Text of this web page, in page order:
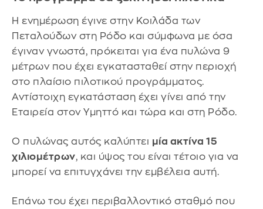
Η ενημέρωση έγινε στην Κοιλάδα των
Πεταλούδων στη Ρόδο και σύμφωνα με όσα
έγιναν γνωστά, πρόκειται για ένα πυλώνα 9
μέτρων που έχει εγκατασταθεί στην περιοχή
στο πλαίσιο πιλοτικού προγράμματος.
Αντίστοιχη εγκατάσταση έχει γίνει από την
Εταιρεία στον Υμηττό και τώρα και στη Ρόδο.
Ο πυλώνας αυτός καλύπτει μία ακτίνα 15
χιλιομέτρων, και ύψος του είναι τέτοιο για να
μπορεί να επιτυγχάνει την εμβέλεια αυτή.
Επάνω του έχει περιβαλλοντικό σταθμό που